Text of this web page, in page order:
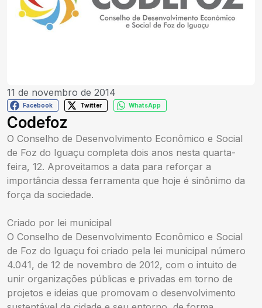
11 de novembro de 2014
Facebook Twitter WhatsApp
Codefoz
O Conselho de Desenvolvimento Econômico e Social
de Foz do Iguaçu completa dois anos nesta quarta-
feira, 12. Aproveitamos a data para reforçar a
importância dessa ferramenta que hoje é sinônimo da
força da sociedade.
Criado por lei municipal
O Conselho de Desenvolvimento Econômico e Social
de Foz do Iguaçu foi criado pela lei municipal número
4.041, de 12 de novembro de 2012, com o intuito de
unir organizações públicas e privadas em torno de
projetos e ideias que promovam o desenvolvimento